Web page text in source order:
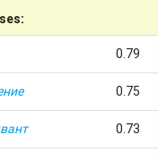
0.79
0.75
0.73